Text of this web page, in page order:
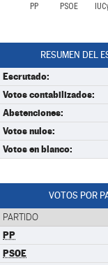
PP PSOE
RESUMEN DEL
Escrutado:
Votos contabilizados:
Abstenciones:
Votos nulos:
Votos en blanco:
VOTOS POR
PARTIDO
PP
PSOE